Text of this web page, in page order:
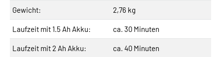
Gewicht: 2,76 kg
Laufzeit mit 1.5 Ah Akku: ca. 30 Minuten
Laufzeit mit 2 Ah Akku: ca. 40 Minuten